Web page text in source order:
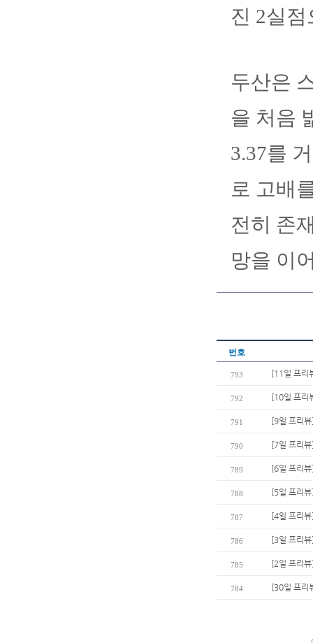
진 2실
두산은
을 처음
3.37를
로 고배
전히 존
망을 이
번호
793 [11일 프리
792 [10일 프리
791 [9일 프리
790 [7일 프리
789 [6일 프리
788 [5일 프리
787 [4일 프리
786 [3일 프리
785 [2일 프리
784 [30일 프리